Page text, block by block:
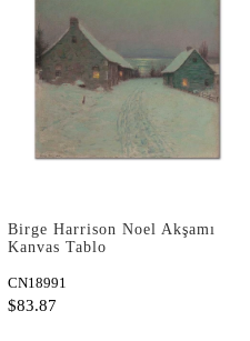
Birge Harrison Noel Akşamı
Kanvas Tablo
CN18991
$83.87